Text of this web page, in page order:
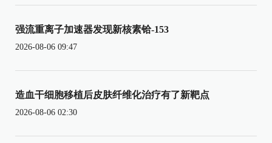
强流重离子加速器发现新核素铪-153
2026-08-06 09:47
造血干细胞移植后皮肤纤维化治疗有了新靶点
2026-08-06 02:30